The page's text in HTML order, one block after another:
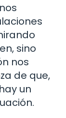
sino
nos
de que,
un